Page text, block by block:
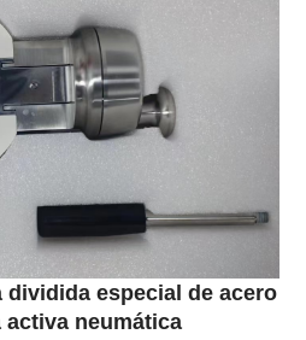
dividida especial de acero
neumática